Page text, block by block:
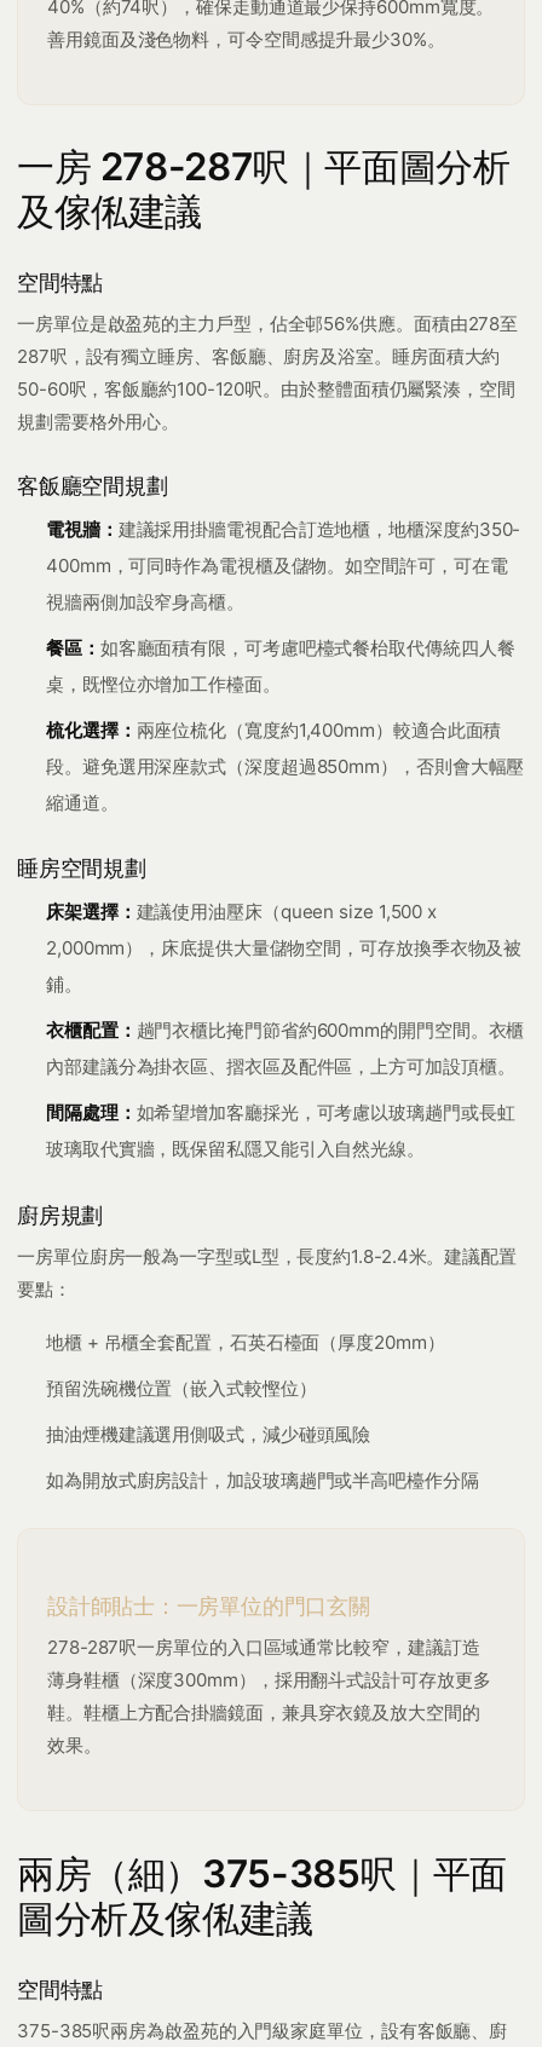
40%（約74呎），確保走動通道最少保持600mm寬度。
善用鏡面及淺色物料，可令空間感提升最少30%。
一房 278-287呎｜平面圖分析
及傢俬建議
空間特點
一房單位是啟盈苑的主力戶型，佔全邨56%供應。面積由278至
287呎，設有獨立睡房、客飯廳、廚房及浴室。睡房面積大約
50-60呎，客飯廳約100-120呎。由於整體面積仍屬緊湊，空間
規劃需要格外用心。
客飯廳空間規劃
電視牆： 建議採用掛牆電視配合訂造地櫃，地櫃深度約350-
400mm，可同時作為電視櫃及儲物。如空間許可，可在電
視牆兩側加設窄身高櫃。
餐區： 如客廳面積有限，可考慮吧檯式餐枱取代傳統四人餐
桌，既慳位亦增加工作檯面。
梳化選擇： 兩座位梳化（寬度約1,400mm）較適合此面積
段。避免選用深座款式（深度超過850mm），否則會大幅壓
縮通道。
睡房空間規劃
床架選擇： 建議使用油壓床（queen size 1,500 x
2,000mm），床底提供大量儲物空間，可存放換季衣物及被
鋪。
衣櫃配置： 趟門衣櫃比掩門節省約600mm的開門空間。衣櫃
內部建議分為掛衣區、摺衣區及配件區，上方可加設頂櫃。
間隔處理： 如希望增加客廳採光，可考慮以玻璃趟門或長虹
玻璃取代實牆，既保留私隱又能引入自然光線。
廚房規劃
一房單位廚房一般為一字型或L型，長度約1.8-2.4米。建議配置
要點：
地櫃 + 吊櫃全套配置，石英石檯面（厚度20mm）
預留洗碗機位置（嵌入式較慳位）
抽油煙機建議選用側吸式，減少碰頭風險
如為開放式廚房設計，加設玻璃趟門或半高吧檯作分隔
設計師貼士：一房單位的門口玄關
278-287呎一房單位的入口區域通常比較窄，建議訂造
薄身鞋櫃（深度300mm），採用翻斗式設計可存放更多
鞋。鞋櫃上方配合掛牆鏡面，兼具穿衣鏡及放大空間的
效果。
兩房（細）375-385呎｜平面
圖分析及傢俬建議
空間特點
375-385呎兩房為啟盈苑的入門級家庭單位，設有客飯廳、廚